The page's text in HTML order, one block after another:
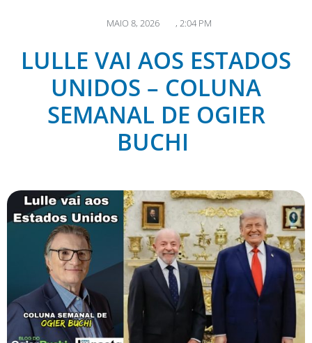
MAIO 8, 2026 , 2:04 PM
LULLE VAI AOS ESTADOS
UNIDOS – COLUNA
SEMANAL DE OGIER
BUCHI